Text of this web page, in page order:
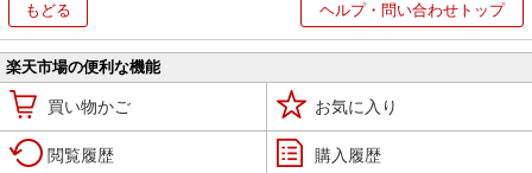
もどる ヘルプ・問い合わせトップ
楽天市場の便利な機能
買い物かご お気に入り
閲覧履歴 購入履歴